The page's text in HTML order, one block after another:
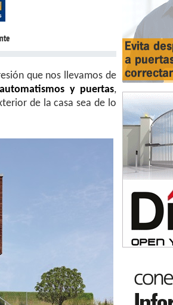
que nos llevamos de
y puertas,
de la casa sea de lo